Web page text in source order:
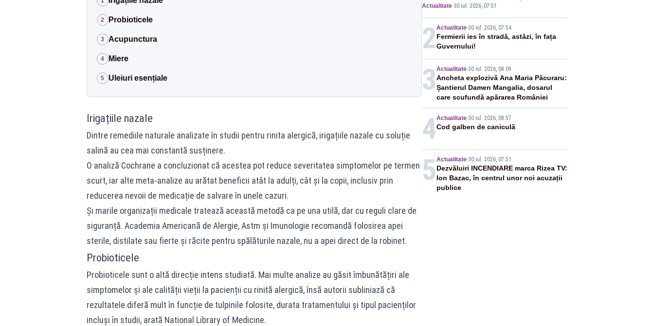
2 Probioticele
3 Acupunctura
4 Miere
5 Uleiuri esențiale
Irigațiile nazale
Dintre remediile naturale analizate în studii pentru rinita alergică, irigațiile nazale cu soluție
salină au cea mai constantă susținere.
O analiză Cochrane a concluzionat că acestea pot reduce severitatea simptomelor pe termen
scurt, iar alte meta-analize au arătat beneficii atât la adulți, cât și la copii, inclusiv prin
reducerea nevoii de medicație de salvare în unele cazuri.
Și marile organizații medicale tratează această metodă ca pe una utilă, dar cu reguli clare de
siguranță. Academia Americană de Alergie, Astm și Imunologie recomandă folosirea apei
sterile, distilate sau fierte și răcite pentru spălăturile nazale, nu a apei direct de la robinet.
Probioticele
Probioticele sunt o altă direcție intens studiată. Mai multe analize au găsit îmbunătățiri ale
simptomelor și ale calității vieții la pacienții cu rinită alergică, însă autorii subliniază că
rezultatele diferă mult în funcție de tulpinile folosite, durata tratamentului și tipul pacienților
incluși în studii, arată National Library of Medicine.
Actualitate·30 iul. 2026, 07:51
2Actualitate-30 iul. 2026, 07:54
Fermierii ies în stradă, astăzi, în fața
Guvernului!
3 Actualitate-30 iul. 2026, 08:09
Ancheta explozivă Ana Maria Păcuraru:
Șantierul Damen Mangalia, dosarul
care scufundă apărarea României
4Actualitate-30 iul. 2026, 08:57
Cod galben de caniculă
5 Actualitate-30 iul. 2026, 07:51
Dezvăluiri INCENDIARE marca Rizea TV:
Ion Bazac, în centrul unor noi acuzații
publice